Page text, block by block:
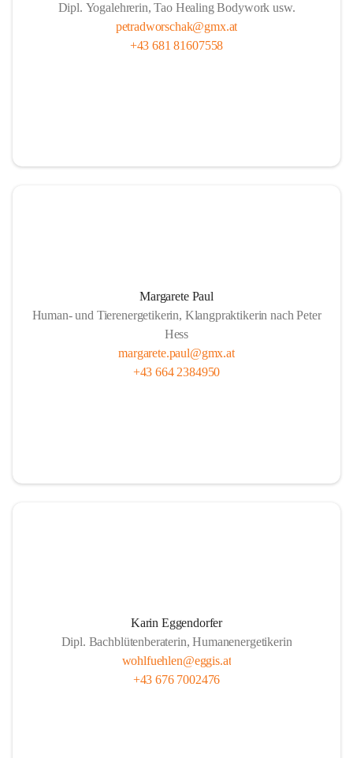
Dipl. Yogalehrerin, Tao Healing Bodywork usw.
petradworschak@gmx.at
+43 681 81607558
Margarete Paul
Human- und Tierenergetikerin, Klangpraktikerin nach Peter
Hess
margarete.paul@gmx.at
+43 664 2384950
Karin Eggendorfer
Dipl. Bachblütenberaterin, Humanenergetikerin
wohlfuehlen@eggis.at
+43 676 7002476